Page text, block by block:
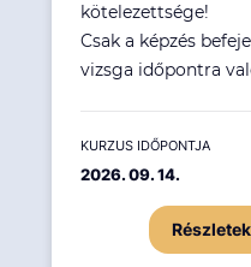
kötelezettsége!
Csak a képzés
vizsga időpontra
KURZUS IDŐPONTJA
2026. 09. 14.